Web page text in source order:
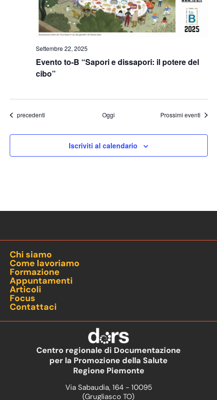
Evento to-B “Sapori e dissapori: il potere del
cibo”
Settembre 22, 2025
Eventi
precedenti Oggi Prossimi eventi
Iscriviti al calendario
Chi siamo
Come lavoriamo
Formazione
Appuntamenti
Articoli
Focus
Contattaci
Centro regionale di Documentazione
per la Promozione della Salute
Regione Piemonte
Via Sabaudia, 164 - 10095
(Grugliasco TO)